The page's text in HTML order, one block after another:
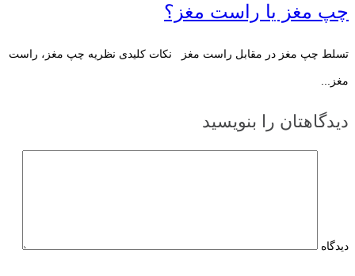
چپ مغز یا راست مغز؟
تسلط چپ مغز در مقابل راست مغز نکات کلیدی نظریه چپ مغز، راست
مغز...
دیدگاهتان را بنویسید
دیدگاه